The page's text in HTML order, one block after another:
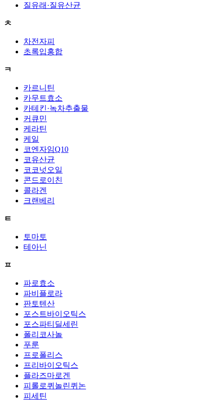
질유래·질유산균
ㅊ
차전자피
초록입홍합
ㅋ
카르니틴
카무트효소
카테킨·녹차추출물
커큐민
케라틴
케일
코엔자임Q10
코유산균
코코넛오일
콘드로이친
콜라겐
크랜베리
ㅌ
토마토
테아닌
ㅍ
파로효소
파비플로라
판토텐산
포스트바이오틱스
포스파티딜세린
폴리코사놀
푸룬
프로폴리스
프리바이오틱스
플라즈마로겐
피롤로퀴놀린퀴논
피세틴